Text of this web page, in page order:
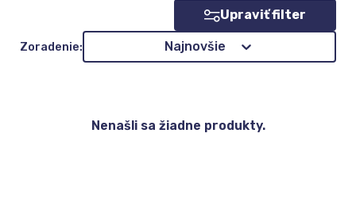
Zoradenie: Najnovšie
Upraviť filter
Nenašli sa žiadne produkty.